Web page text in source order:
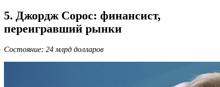
5. Джордж Сорос: финансист,
переигравший рынки
Состояние: 24 млрд долларов